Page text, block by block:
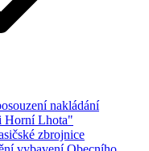
nakládání
Horní Lhota"
zbrojnice